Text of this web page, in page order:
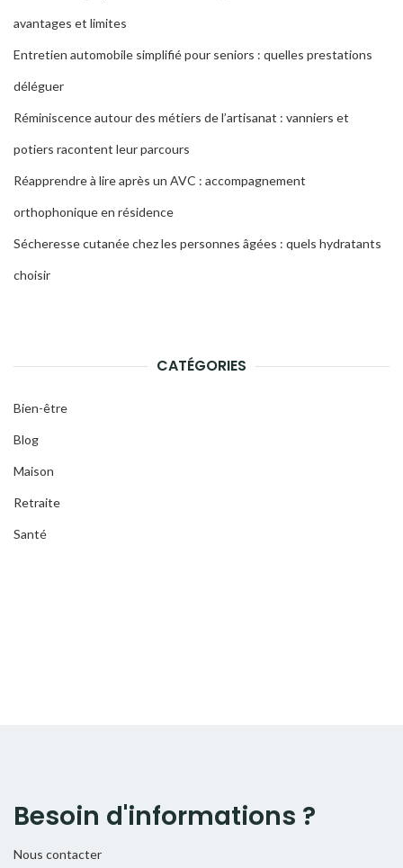
avantages et limites
Entretien automobile simplifié pour seniors : quelles prestations
déléguer
Réminiscence autour des métiers de l’artisanat : vanniers et
potiers racontent leur parcours
Réapprendre à lire après un AVC : accompagnement
orthophonique en résidence
Sécheresse cutanée chez les personnes âgées : quels hydratants
choisir
CATÉGORIES
Bien-être
Blog
Maison
Retraite
Santé
Besoin d'informations ?
Nous contacter